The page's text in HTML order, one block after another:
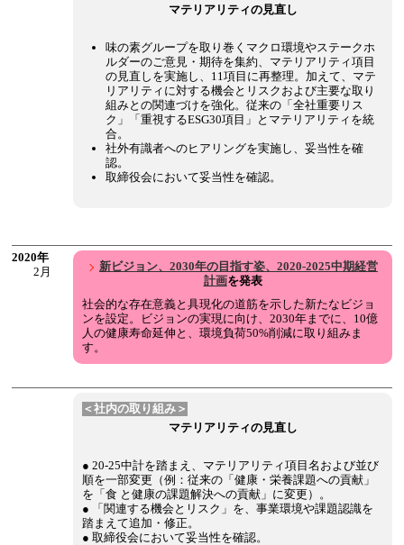
マテリアリティの見直し
味の素グループを取り巻くマクロ環境やステークホ
ルダーのご意見・期待を集約、マテリアリティ項目
の見直しを実施し、11項目に再整理。加えて、マテ
リアリティに対する機会とリスクおよび主要な取り
組みとの関連づけを強化。従来の「全社重要リス
ク」「重視するESG30項目」とマテリアリティを統
合。
社外有識者へのヒアリングを実施し、妥当性を確
認。
取締役会において妥当性を確認。
2020年
2月
新ビジョン、2030年の目指す姿、2020-2025中期経営
計画を発表
社会的な存在意義と具現化の道筋を示した新たなビジョ
ンを設定。ビジョンの実現に向け、2030年までに、10億
人の健康寿命延伸と、環境負荷50%削減に取り組みま
す。
＜社内の取り組み＞
マテリアリティの見直し
● 20-25中計を踏まえ、マテリアリティ項目名および並び
順を一部変更（例：従来の「健康・栄養課題への貢献」
を「食 と健康の課題解決への貢献」に変更）。
● 「関連する機会とリスク」を、事業環境や課題認識を
踏まえて追加・修正。
● 取締役会において妥当性を確認。